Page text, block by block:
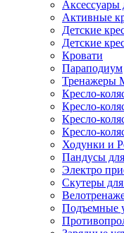
Аксессуары
Активные
Детские
Детские
Кровати
Параподиум
Тренажеры
Кресло-
Кресло-
Кресло-
Кресло-
Ходунки и
Пандусы
Электро
Скутеры
Подъемные